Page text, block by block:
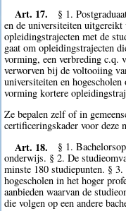
Art. 17.
§ 1.
en de universiteiten
opleidingstrajecten met de
gaat om opleidingstrajecten
vorming, een verbreding c.q.
verworven bij de voltooiing
universiteiten en
vorming kortere
Ze bepalen zelf of in
certificeringskader voor deze
Art. 18.
§ 1.
onderwijs. § 2. De
minste 180 studiepunten. §
hogescholen in het hoger
aanbieden waarvan de
die volgen op een andere